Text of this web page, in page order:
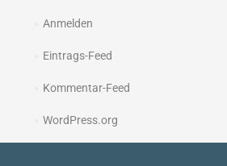
Anmelden
Eintrags-Feed
Kommentar-Feed
WordPress.org